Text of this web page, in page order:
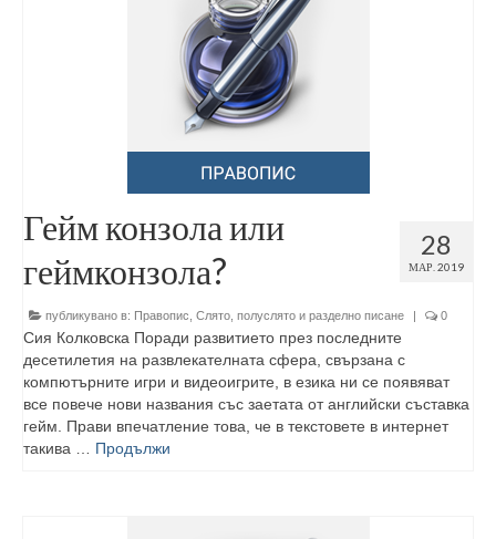
28
МАР. 2019
Гейм конзола или
геймконзола?
публикувано в: Правопис Слято, полуслято и разделно писане | 0
Сия Колковска Поради развитието през последните
десетилетия на развлекателната сфера, свързана с
компютърните игри и видеоигрите, в езика ни се появяват
все повече нови названия със заетата от английски съставка
гейм. Прави впечатление това, че в текстовете в интернет
такива … Продължи